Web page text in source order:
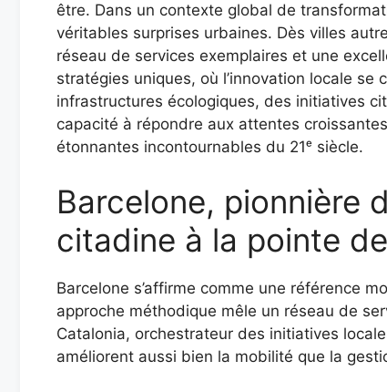
être. Dans un contexte global de
véritables surprises urbaines. Dès villes
réseau de services exemplaires et une
stratégies uniques, où l’innovation locale se
infrastructures écologiques, des initiatives
capacité à répondre aux attentes
étonnantes incontournables du 21ᵉ siècle.
Barcelone, pionnière
citadine à la pointe
Barcelone s’affirme comme une référence
approche méthodique mêle un réseau de
Catalonia, orchestrateur des initiatives
améliorent aussi bien la mobilité que la